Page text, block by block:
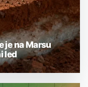
je na Marsu
led